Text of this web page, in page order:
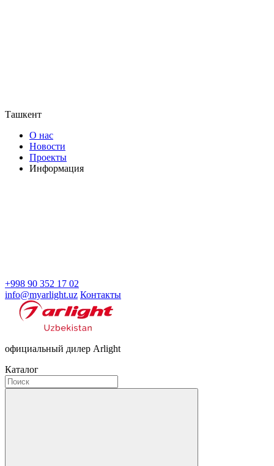
Ташкент
О нас
Новости
Проекты
Информация
+998 90 352 17 02
info@myarlight.uz Контакты
официальный дилер Arlight
Каталог